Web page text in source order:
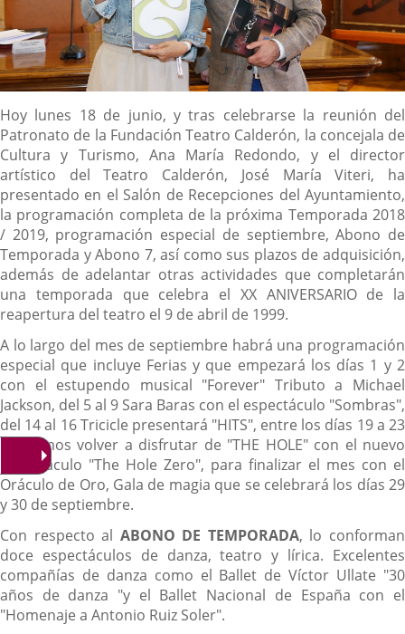
Descripción
Hoy lunes 18 de junio, y tras celebrarse la reunión del
Patronato de la Fundación Teatro Calderón, la concejala de
Cultura y Turismo, Ana María Redondo, y el director
artístico del Teatro Calderón, José María Viteri, ha
presentado en el Salón de Recepciones del Ayuntamiento,
la programación completa de la próxima Temporada 2018
/ 2019, programación especial de septiembre, Abono de
Temporada y Abono 7, así como sus plazos de adquisición,
además de adelantar otras actividades que completarán
una temporada que celebra el XX ANIVERSARIO de la
reapertura del teatro el 9 de abril de 1999.
A lo largo del mes de septiembre habrá una programación
especial que incluye Ferias y que empezará los días 1 y 2
con el estupendo musical "Forever" Tributo a Michael
Jackson, del 5 al 9 Sara Baras con el espectáculo "Sombras",
del 14 al 16 Tricicle presentará "HITS", entre los días 19 a 23
podremos volver a disfrutar de "THE HOLE" con el nuevo
espectáculo "The Hole Zero", para finalizar el mes con el
Oráculo de Oro, Gala de magia que se celebrará los días 29
y 30 de septiembre.
Con respecto al ABONO DE TEMPORADA, lo conforman
doce espectáculos de danza, teatro y lírica. Excelentes
compañías de danza como el Ballet de Víctor Ullate "30
años de danza "y el Ballet Nacional de España con el
"Homenaje a Antonio Ruiz Soler".